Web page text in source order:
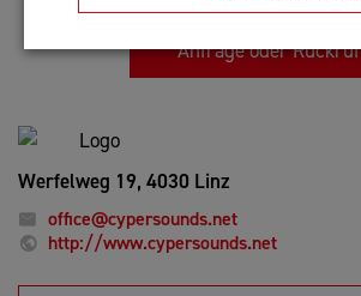
Anfrage oder Rückruf
Werfelweg 19, 4030 Linz
office@cypersounds.net
http://www.cypersounds.net